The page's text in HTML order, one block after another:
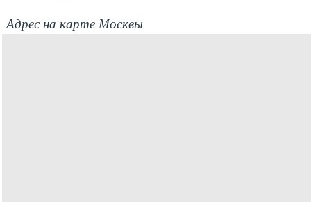
Адрес на карте Москвы